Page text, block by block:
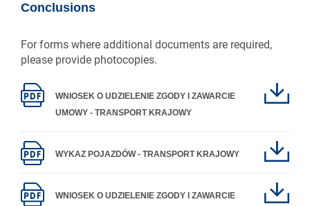
Conclusions
For forms where additional documents are required,
please provide photocopies.
WNIOSEK O UDZIELENIE ZGODY I ZAWARCIE
UMOWY - TRANSPORT KRAJOWY
WYKAZ POJAZDÓW - TRANSPORT KRAJOWY
WNIOSEK O UDZIELENIE ZGODY I ZAWARCIE